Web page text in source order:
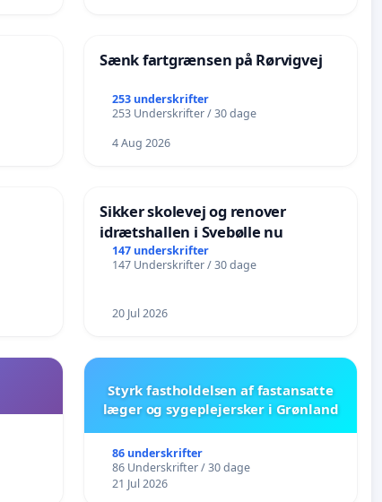
Sænk fartgrænsen på Rørvigvej
253 underskrifter
253 Underskrifter / 30 dage
4 Aug 2026
Sikker skolevej og renover
idrætshallen i Svebølle nu
147 underskrifter
147 Underskrifter / 30 dage
20 Jul 2026
Styrk fastholdelsen af fastansatte
læger og sygeplejersker i Grønland
86 underskrifter
86 Underskrifter / 30 dage
21 Jul 2026